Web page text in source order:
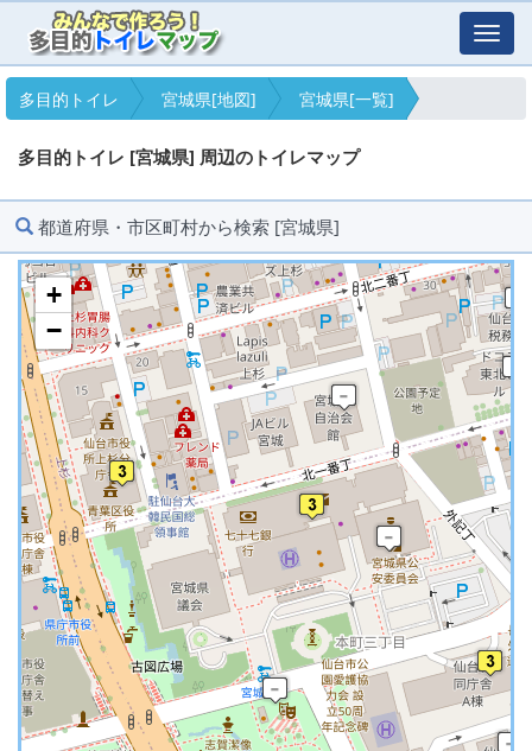
多目的トイレ
宮城県[地図] 宮城県[一覧]
多目的トイレ [宮城県] 周辺のトイレマップ
都道府県・市区町村から検索 [宮城県]
※ マップを検索、表示中です ※
+
−